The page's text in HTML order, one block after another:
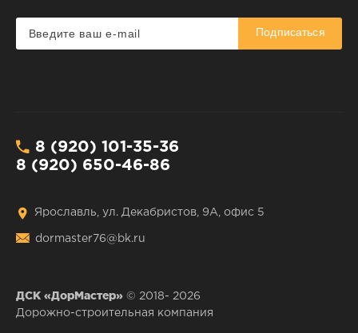
Подписаться
8 (920) 101-35-36
8 (920) 650-46-86
Ярославль, ул. Декабристов, 9А, офис 5
dormaster76@bk.ru
ДСК «ДорМастер»© 2018- 2026
Дорожно-строительная компания